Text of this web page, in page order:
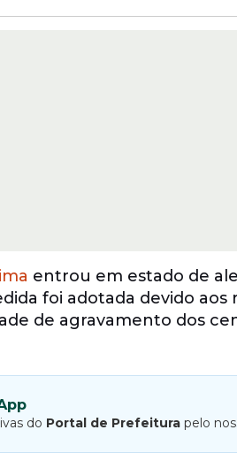
entrou em estado de
foi adotada devido
de agravamento dos
do Portal de Prefeitura pelo